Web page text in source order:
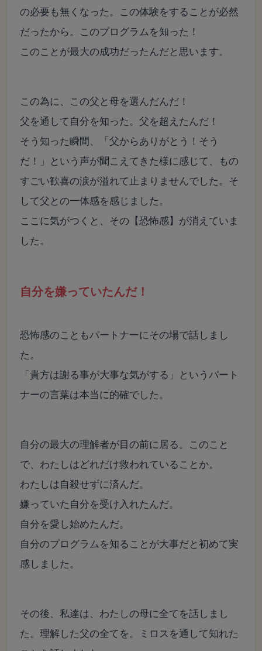
の必要も無くなった。この体験をすることが必然
だったから。このプログラムを知った！
このことが最大の成功だったんだと思います。
この為に、この父と母を選んだんだ！
父を通して自分を知った。父を超えたんだ！
そう知った瞬間、「父からありがとう！そう
だ！」という声が聞こえてきた様に感じて、もの
すごい歓喜の涙が溢れて止まりませんでした。そ
して父との一体感を感じました。
ここに気がつくと、その【恐怖感】が消えていま
した。
自分を嫌っていたんだ！
恐怖感のこともパートナーにその場で話しまし
た。
「貴方は謝る事が大事な気がする」というパート
ナーの言葉は本当に的確でした。
自分の最大の理解者が目の前に居る。このこと
で、わたしはどれだけ救われていることか。
わたしは自殺せずに済んだ。
嫌っていた自分を受け入れたんだ。
自分を愛し始めたんだ。
自分のプログラムを知ることが大事だと初めて実
感しました。
その後、私達は、わたしの母に全てを話しまし
た。理解した父の全てを。ミロスを通して知れた